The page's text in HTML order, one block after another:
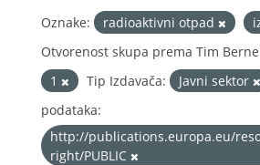
Oznake: radioaktivni otpad
Otvorenost skupa prema Tim
1
Tip Izdavača: Javni sektor
podataka:
http://publications.europa.eu/
right/PUBLIC